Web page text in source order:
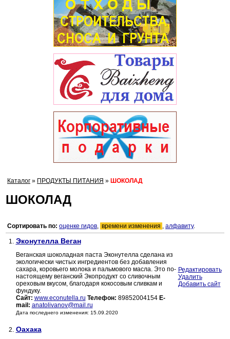
Каталог » ПРОДУКТЫ ПИТАНИЯ » ШОКОЛАД
ШОКОЛАД
Сортировать по: оценке гидов, времени изменения , алфавиту.
1. Эконутелла Веган
Веганская шоколадная паста Эконутелла сделана из
экологически чистых ингредиентов без добавления
сахара, коровьего молока и пальмового масла. Это по-
настоящему веганский Экопродукт со сливочным
ореховым вкусом, благодаря кокосовым сливкам и
фундуку.
Сайт: www.econutella.ru Телефон: 89852004154 E-
mail: anatolivanov@mail.ru
Дата последнего изменения: 15.09.2020
Редактировать
Удалить
Добавить сайт
2. Оахака